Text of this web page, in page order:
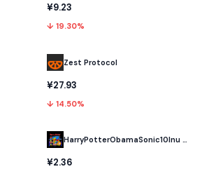
¥9.23
↓ 19.30%
Zest Protocol
¥27.93
↓ 14.50%
HarryPotterObamaSonic10Inu (ETH)
¥2.36